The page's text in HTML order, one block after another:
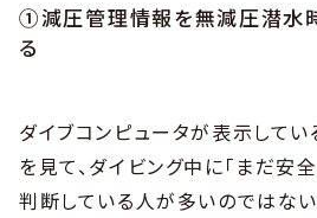
①減圧管理情報を無減圧潜水
る
ダイブコンピュータが表示してい
を見て、ダイビング中に「まだ安全
判断している人が多いのではない